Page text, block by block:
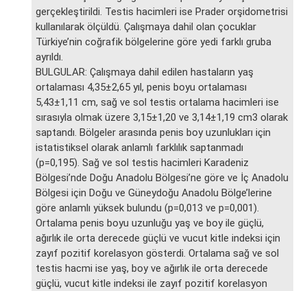
gerçekleştirildi. Testis hacimleri ise Prader orşidometrisi
kullanılarak ölçüldü. Çalışmaya dahil olan çocuklar
Türkiye’nin coğrafik bölgelerine göre yedi farklı gruba
ayrıldı.
BULGULAR: Çalışmaya dahil edilen hastaların yaş
ortalaması 4,35±2,65 yıl, penis boyu ortalaması
5,43±1,11 cm, sağ ve sol testis ortalama hacimleri ise
sırasıyla olmak üzere 3,15±1,20 ve 3,14±1,19 cm3 olarak
saptandı. Bölgeler arasında penis boy uzunlukları için
istatistiksel olarak anlamlı farklılık saptanmadı
(p=0,195). Sağ ve sol testis hacimleri Karadeniz
Bölgesi’nde Doğu Anadolu Bölgesi’ne göre ve İç Anadolu
Bölgesi için Doğu ve Güneydoğu Anadolu Bölge’lerine
göre anlamlı yüksek bulundu (p=0,013 ve p=0,001).
Ortalama penis boyu uzunluğu yaş ve boy ile güçlü,
ağırlık ile orta derecede güçlü ve vucut kitle indeksi için
zayıf pozitif korelasyon gösterdi. Ortalama sağ ve sol
testis hacmi ise yaş, boy ve ağırlık ile orta derecede
güçlü, vucut kitle indeksi ile zayıf pozitif korelasyon